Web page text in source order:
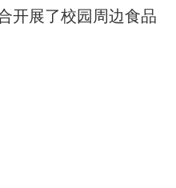
开展了校园周边食品